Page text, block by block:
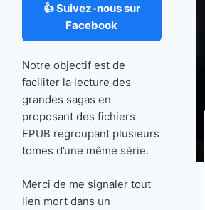
👍 Suivez-nous sur
Facebook
Notre objectif est de
faciliter la lecture des
grandes sagas en
proposant des fichiers
EPUB regroupant plusieurs
tomes d’une même série.
Merci de me signaler tout
lien mort dans un